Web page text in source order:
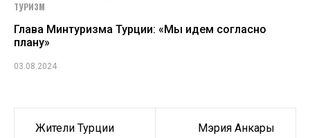
ТУРИЗМ
Глава Минтуризма Турции: «Мы идем согласно
плану»
03.08.2024
Навигация
Жители Турции
Мэрия Анкары